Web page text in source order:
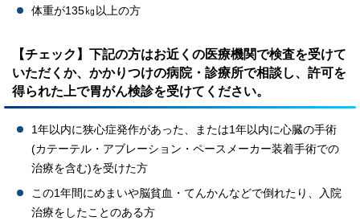
体重が135㎏以上の方
【チェック】下記の方はお近くの医療機関で検査を受けて
いただくか、かかりつけの病院・診療所で相談し、許可を
得られた上で胃がん検診を受けてください。
1年以内に狭心症発作があった、または1年以内に心臓の手術
(カテーテル・アブレーション・ペースメーカー装着手術での
治療を含む)を受けた方
この1年間にめまいや脳貧血・てんかんなどで倒れたり、入院
治療をしたことのある方